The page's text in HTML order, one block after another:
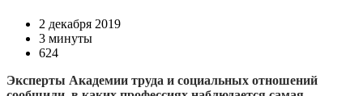
2 декабря 2019
3 минуты
624
Эксперты Академии труда и социальных отношений